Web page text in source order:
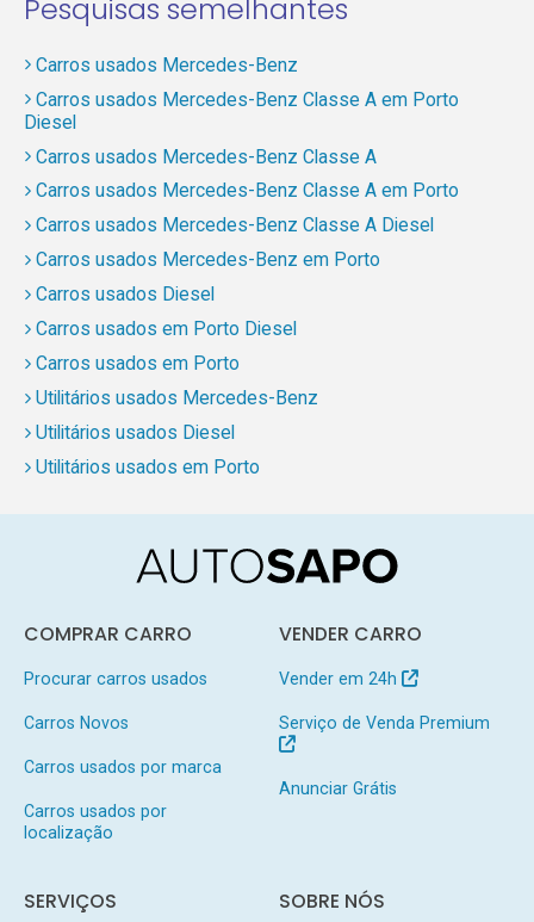
Pesquisas semelhantes
Carros usados Mercedes-Benz
Carros usados Mercedes-Benz Classe A em Porto
Diesel
Carros usados Mercedes-Benz Classe A
Carros usados Mercedes-Benz Classe A em Porto
Carros usados Mercedes-Benz Classe A Diesel
Carros usados Mercedes-Benz em Porto
Carros usados Diesel
Carros usados em Porto Diesel
Carros usados em Porto
Utilitários usados Mercedes-Benz
Utilitários usados Diesel
Utilitários usados em Porto
COMPRAR CARRO
Procurar carros usados
Carros Novos
Carros usados por marca
Carros usados por
localização
VENDER CARRO
Vender em 24h
Serviço de Venda Premium
Anunciar Grátis
SERVIÇOS SOBRE NÓS